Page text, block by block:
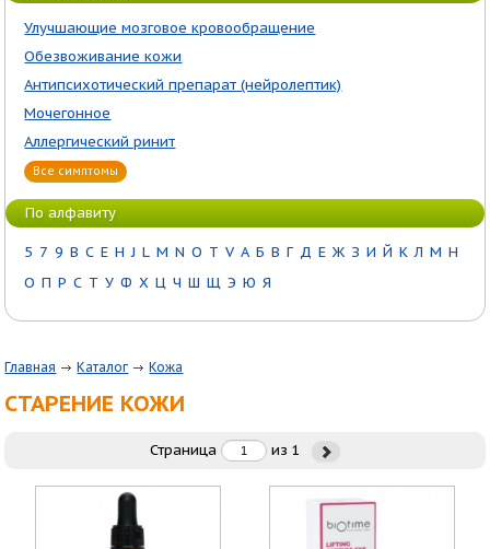
Улучшающие мозговое кровообращение
Обезвоживание кожи
Антипсихотический препарат (нейролептик)
Мочегонное
Аллергический ринит
Все симптомы
По алфавиту
5 7 9 B C E H J L M N O T V А Б В Г Д Е Ж З И Й К Л М Н
О П Р С Т У Ф Х Ц Ч Ш Щ Э Ю Я
Главная Каталог Кожа
СТАРЕНИЕ КОЖИ
Страница из 1